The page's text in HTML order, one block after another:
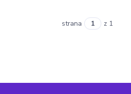
strana z 1